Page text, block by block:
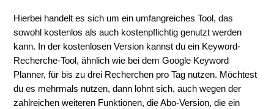
Hierbei handelt es sich um ein umfangreiches Tool, das
sowohl kostenlos als auch kostenpflichtig genutzt werden
kann. In der kostenlosen Version kannst du ein Keyword-
Recherche-Tool, ähnlich wie bei dem Google Keyword
Planner, für bis zu drei Recherchen pro Tag nutzen. Möchtest
du es mehrmals nutzen, dann lohnt sich, auch wegen der
zahlreichen weiteren Funktionen, die Abo-Version, die ein